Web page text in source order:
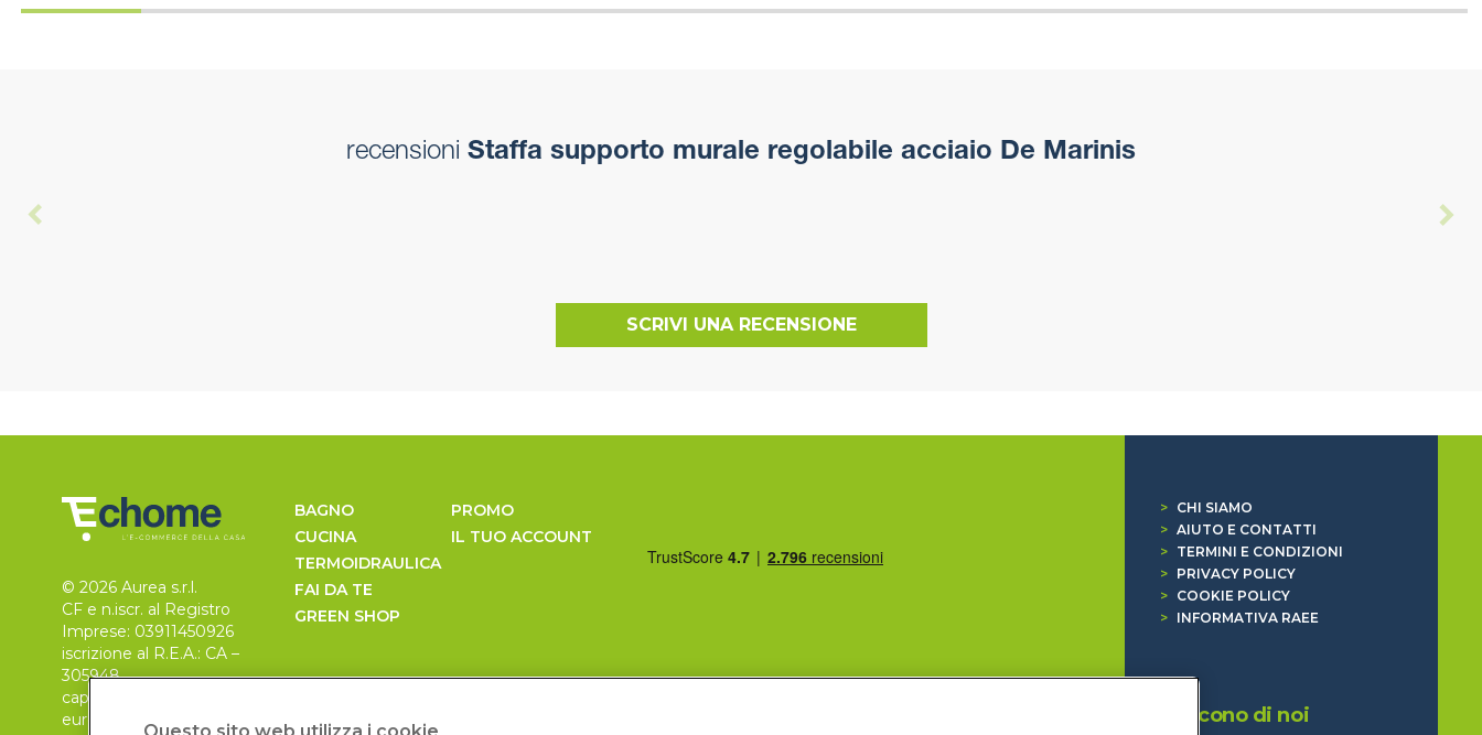
recensioni Staffa supporto murale regolabile acciaio De Marinis
SCRIVI UNA RECENSIONE
© 2026 Aurea s.r.l.
CF e n.iscr. al Registro
Imprese: 03911450926
iscrizione al R.E.A.: CA –
305948
capitale sociale 30.000
euro, i.v.
BAGNO
CUCINA
TERMOIDRAULICA
FAI DA TE
GREEN SHOP
PROMO
IL TUO ACCOUNT
>
CHI SIAMO
> AIUTO E CONTATTI
>
TERMINI E CONDIZIONI
>
PRIVACY POLICY
>
COOKIE POLICY
>
INFORMATIVA RAEE
Dicono di noi